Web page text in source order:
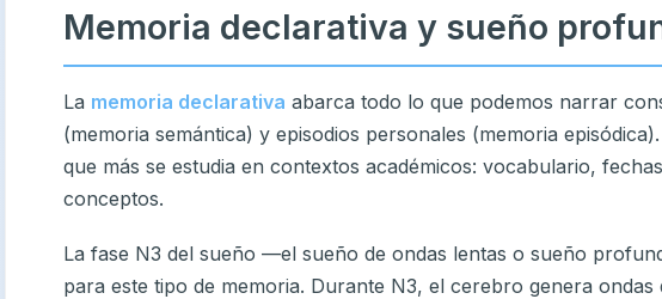
Memoria declarativa y sueño
La memoria declarativa abarca todo lo que podemos narrar
(memoria semántica) y episodios personales (memoria
que más se estudia en contextos académicos: vocabulario,
conceptos.
La fase N3 del sueño —el sueño de ondas lentas o sueño
para este tipo de memoria. Durante N3, el cerebro genera ondas